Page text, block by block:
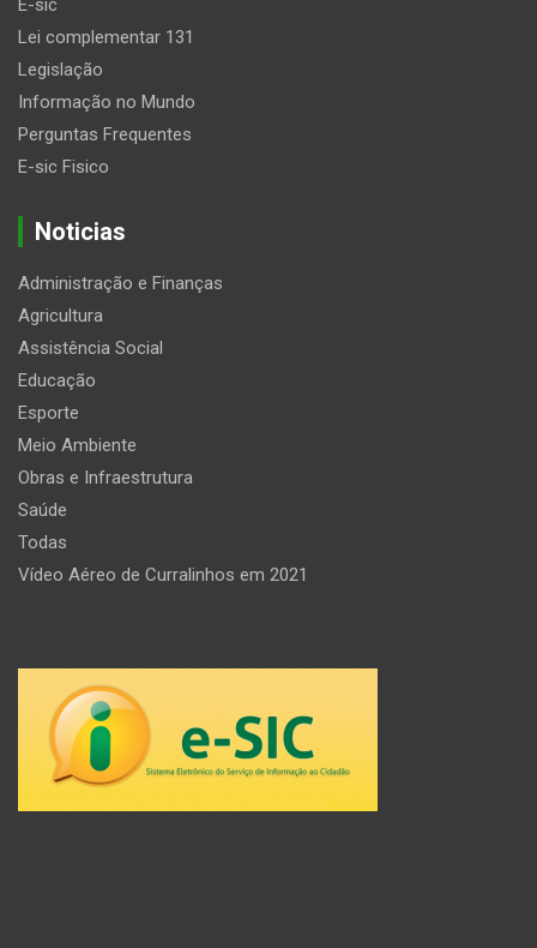
E-sic
Lei complementar 131
Legislação
Informação no Mundo
Perguntas Frequentes
E-sic Fisico
Noticias
Administração e Finanças
Agricultura
Assistência Social
Educação
Esporte
Meio Ambiente
Obras e Infraestrutura
Saúde
Todas
Vídeo Aéreo de Curralinhos em 2021